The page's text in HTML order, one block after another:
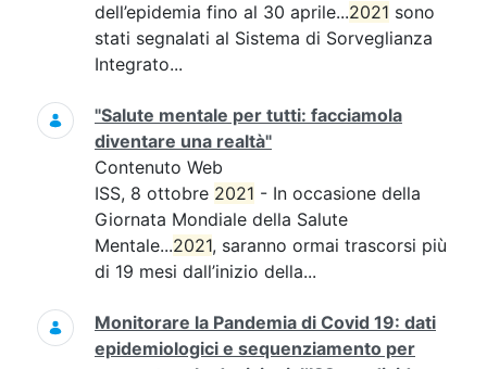
dell’epidemia fino al 30 aprile...2021 sono
stati segnalati al Sistema di Sorveglianza
Integrato...
"Salute mentale per tutti: facciamola
diventare una realtà"
Contenuto Web
ISS, 8 ottobre 2021 - In occasione della
Giornata Mondiale della Salute
Mentale...2021, saranno ormai trascorsi più
di 19 mesi dall’inizio della...
Monitorare la Pandemia di Covid 19: dati
epidemiologici e sequenziamento per